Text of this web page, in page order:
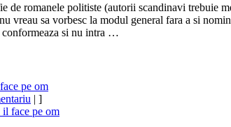
de romanele politiste (autorii scandinavi trebuie
vreau sa vorbesc la modul general fara a si
conformeaza si nu intra …
pe om
| ]